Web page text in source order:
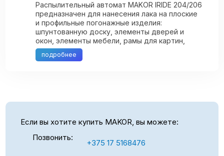
Распылительный автомат MAKOR IRIDE 204/206
предназначен для нанесения лака на плоские
и профильные погонажные изделия:
шпунтованную доску, элементы дверей и
окон, элементы мебели, рамы для картин,
карнизы и т.п. Применяется для отделки
заготовок ...
подробнее
Если вы хотите купить MAKOR, вы можете:
Позвонить:
+375 17 5168476